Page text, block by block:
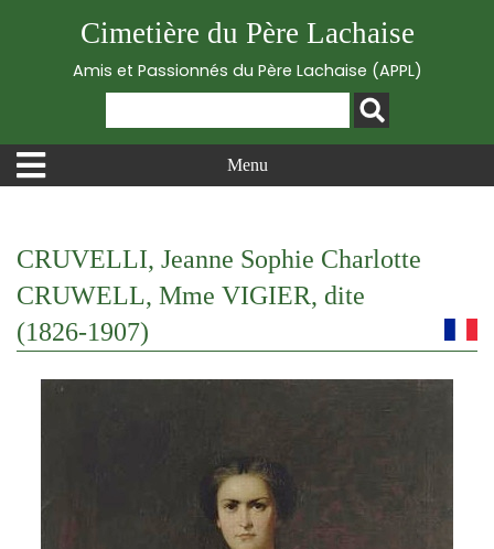
Cimetière du Père Lachaise
Amis et Passionnés du Père Lachaise (APPL)
Menu
CRUVELLI, Jeanne Sophie Charlotte
CRUWELL, Mme VIGIER, dite
(1826-1907)